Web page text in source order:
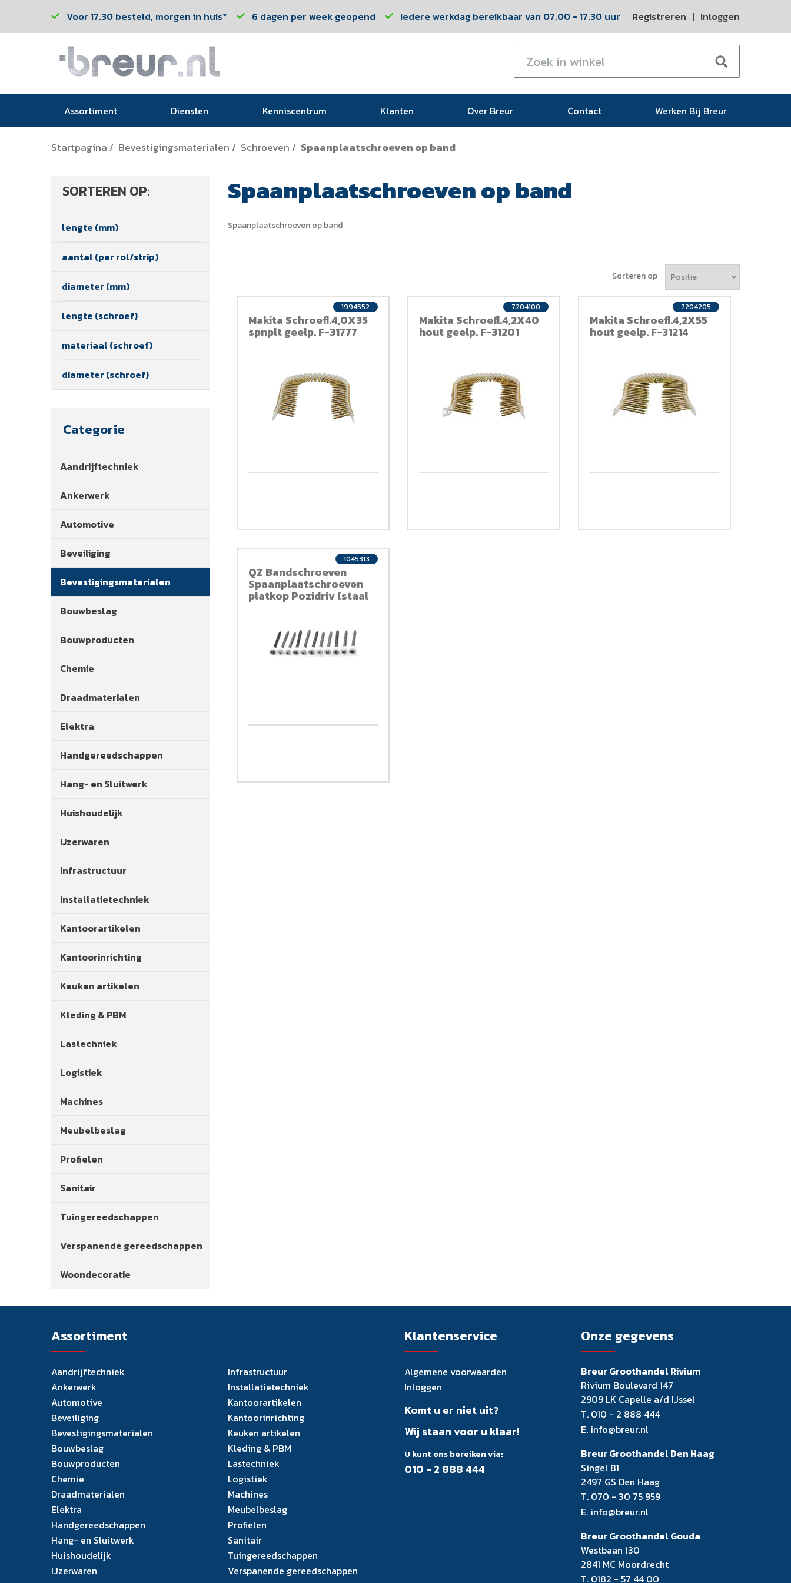
Voor 17.30 besteld, morgen in huis* 6 dagen per week geopend Iedere werkdag bereikbaar van 07.00 - 17.30 uur Registreren | Inloggen
Assortiment Diensten Kenniscentrum Klanten Over Breur Contact Werken Bij Breur
Startpagina / Bevestigingsmaterialen / Schroeven / Spaanplaatschroeven op band
SORTEREN OP:
lengte (mm)
aantal (per rol/strip)
diameter (mm)
lengte (schroef)
materiaal (schroef)
diameter (schroef)
Categorie
Aandrijftechniek
Ankerwerk
Automotive
Beveiliging
Bevestigingsmaterialen
Bouwbeslag
Bouwproducten
Chemie
Draadmaterialen
Elektra
Handgereedschappen
Hang- en Sluitwerk
Huishoudelijk
IJzerwaren
Infrastructuur
Installatietechniek
Kantoorartikelen
Kantoorinrichting
Keuken artikelen
Kleding & PBM
Lastechniek
Logistiek
Machines
Meubelbeslag
Profielen
Sanitair
Tuingereedschappen
Verspanende gereedschappen
Woondecoratie
Spaanplaatschroeven op band
Spaanplaatschroeven op band
Sorteren op
Makita Schroefl.4,0X35
spnplt geelp. F-31777
1994552
Makita Schroefl.4,2X40
hout geelp. F-31201
7204100
Makita Schroefl.4,2X55
hout geelp. F-31214
7204205
QZ Bandschroeven
Spaanplaatschroeven
platkop Pozidriv (staal
1045313
Assortiment
Aandrijftechniek
Ankerwerk
Automotive
Beveiliging
Bevestigingsmaterialen
Bouwbeslag
Bouwproducten
Chemie
Draadmaterialen
Elektra
Handgereedschappen
Hang- en Sluitwerk
Huishoudelijk
IJzerwaren
Infrastructuur
Installatietechniek
Kantoorartikelen
Kantoorinrichting
Keuken artikelen
Kleding & PBM
Lastechniek
Logistiek
Machines
Meubelbeslag
Profielen
Sanitair
Tuingereedschappen
Verspanende gereedschappen
Klantenservice
Algemene voorwaarden
Inloggen
Komt u er niet uit?
Wij staan voor u klaar!
U kunt ons bereiken via:
010 - 2 888 444
Onze gegevens
Breur Groothandel Rivium
Rivium Boulevard 147
2909 LK Capelle a/d IJssel
T. 010 - 2 888 444
E. info@breur.nl
Breur Groothandel Den Haag
Singel 81
2497 GS Den Haag
T. 070 - 30 75 959
E. info@breur.nl
Breur Groothandel Gouda
Westbaan 130
2841 MC Moordrecht
T. 0182 - 57 44 00